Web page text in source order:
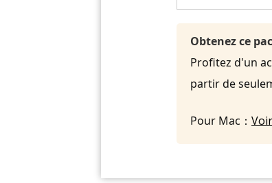
Obtenez ce
Profitez d'un
partir de
Pour Mac：